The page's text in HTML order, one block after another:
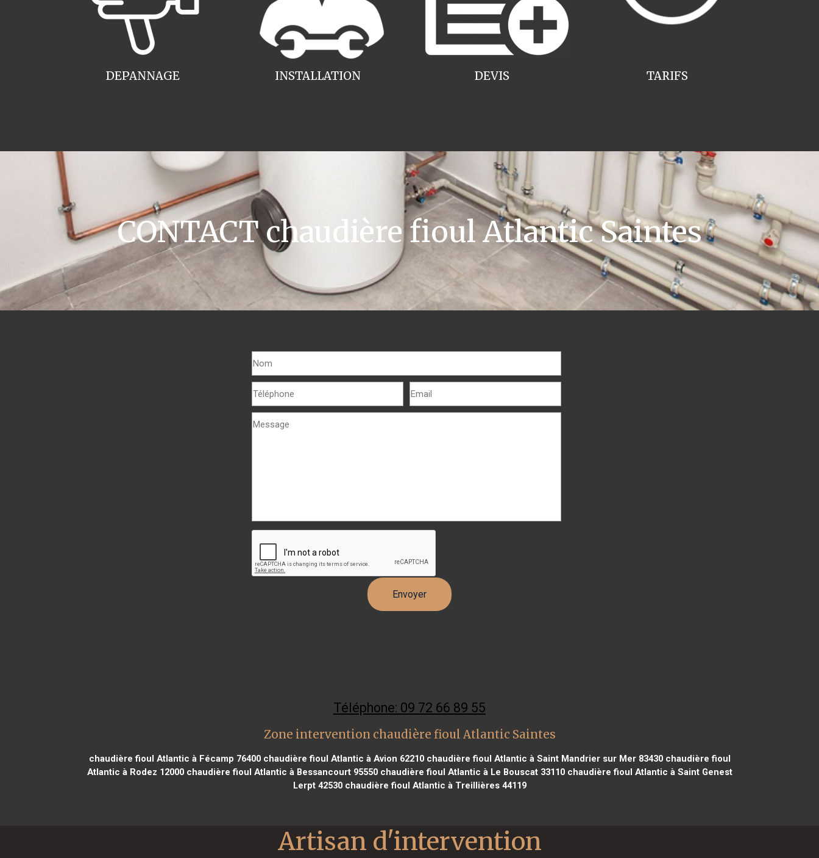
INSTALLATION
DEPANNAGE TARIFS
DEVIS
CONTACT chaudière fioul Atlantic Saintes
Téléphone: 09 72 66 89 55
Zone intervention chaudière fioul Atlantic Saintes
chaudière fioul Atlantic à Fécamp 76400chaudière fioul Atlantic à Avion 62210chaudière fioul Atlantic à Saint Mandrier sur Mer 83430chaudière fioul
Atlantic à Rodez 12000chaudière fioul Atlantic à Bessancourt 95550chaudière fioul Atlantic à Le Bouscat 33110chaudière fioul Atlantic à Saint Genest
Lerpt 42530chaudière fioul Atlantic à Treillières 44119
Artisan d'intervention